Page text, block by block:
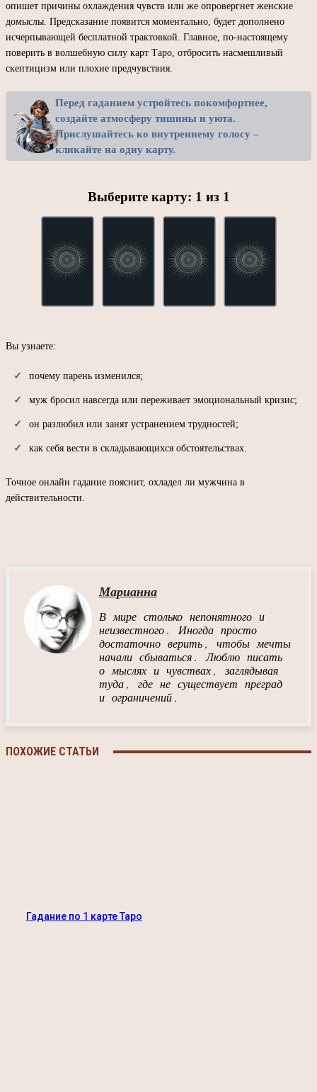
опишет причины охлаждения чувств или же опровергнет женские
домыслы. Предсказание появится моментально, будет дополнено
исчерпывающей бесплатной трактовкой. Главное, по-настоящему
поверить в волшебную силу карт Таро, отбросить насмешливый
скептицизм или плохие предчувствия.
Перед гаданием устройтесь покомфортнее,
создайте атмосферу тишины и уюта.
Прислушайтесь ко внутреннему голосу –
кликайте на одну карту.
Выберите карту: 1 из 1
Вы узнаете:
почему парень изменился;
муж бросил навсегда или переживает эмоциональный кризис;
он разлюбил или занят устранением трудностей;
как себя вести в складывающихся обстоятельствах.
Точное онлайн гадание пояснит, охладел ли мужчина в
действительности.
Марианна
В мире столько непонятного и
неизвестного. Иногда просто
достаточно верить, чтобы мечты
начали сбываться. Люблю писать
о мыслях и чувствах, заглядывая
туда, где не существует преград
и ограничений.
ПОХОЖИЕ СТАТЬИ
Гадание по 1 карте Таро